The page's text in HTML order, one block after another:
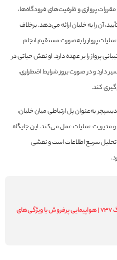
پروازی و ظرفیت‌های فرودگاه‌ها،
آن را به خلبان ارائه می‌دهد. برخلاف
پرواز را به‌صورت مستقیم انجام
پرواز را بر عهده دارد. او نقش حیاتی در
دارد و در صورت بروز شرایط اضطراری،
کند.
به‌عنوان پل ارتباطی میان خلبان،
عملیات عمل می‌کند. این جایگاه
تحلیل سریع اطلاعات است و نقشی
بوئینگ 737 | هواپیمایی پرفروش با ویژگی‌های